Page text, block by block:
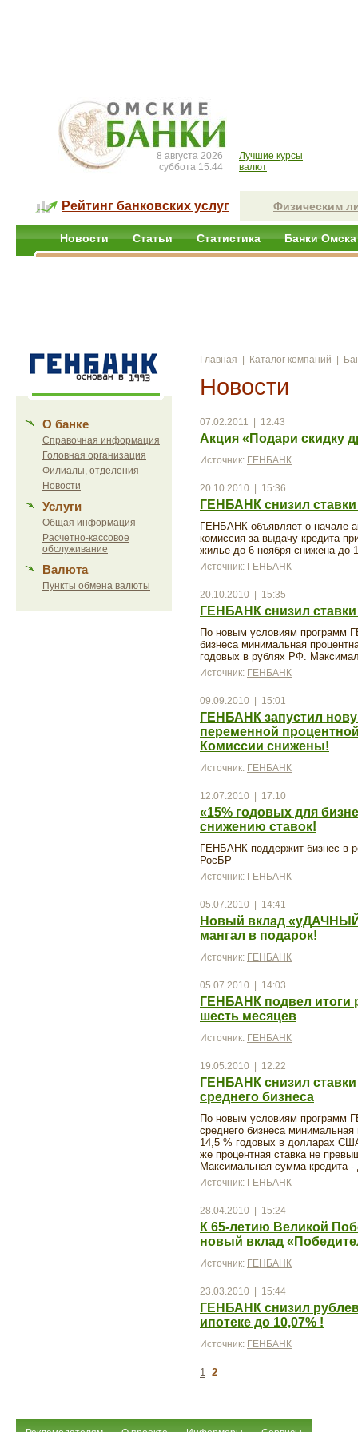
8 августа 2026
суббота 15:44
Лучшие курсы
валют
Рейтинг банковских услуг Физическим
Новости Статьи Статистика Банки Омска
О банке
Справочная информация
Головная организация
Филиалы, отделения
Новости
Услуги
Общая информация
Расчетно-кассовое
обслуживание
Валюта
Пункты обмена валюты
Главная Каталог компаний
Новости
07.02.2011 | 12:43
Акция «Подари скидку
Источник: ГЕНБАНК
20.10.2010 | 15:36
ГЕНБАНК снизил
ГЕНБАНК объявляет о начале
комиссия за выдачу кредита
жилье до 6 ноября снижена до
Источник: ГЕНБАНК
20.10.2010 | 15:35
ГЕНБАНК снизил
По новым условиям программ
бизнеса минимальная
годовых в рублях РФ.
Источник: ГЕНБАНК
09.09.2010 | 15:01
ГЕНБАНК запустил
переменной
Комиссии снижены!
Источник: ГЕНБАНК
12.07.2010 | 17:10
«15% годовых для
снижению ставок!
ГЕНБАНК поддержит бизнес в
РосБР
Источник: ГЕНБАНК
05.07.2010 | 14:41
Новый вклад «уДАЧНЫЙ
мангал в подарок!
Источник: ГЕНБАНК
05.07.2010 | 14:03
ГЕНБАНК подвел итоги
шесть месяцев
Источник: ГЕНБАНК
19.05.2010 | 12:22
ГЕНБАНК снизил
среднего бизнеса
По новым условиям программ
среднего бизнеса минимальная
14,5 % годовых в долларах
же процентная ставка не
Максимальная сумма кредита
Источник: ГЕНБАНК
28.04.2010 | 15:24
К 65-летию Великой
новый вклад
Источник: ГЕНБАНК
23.03.2010 | 15:44
ГЕНБАНК снизил
ипотеке до 10,07% !
Источник: ГЕНБАНК
1 2